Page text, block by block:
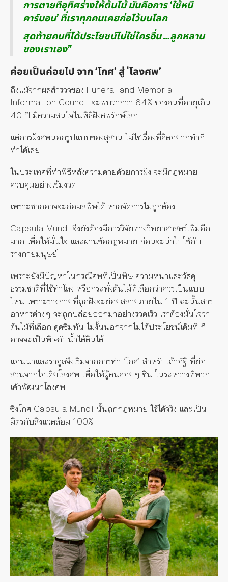
การตายที่อุทิศร่างให้ต้นไม้ มันคือการ ‘ใช้หนี้
คาร์บอน’ ที่เราทุกคนเคยก่อไว้บนโลก
สุดท้ายคนที่ได้ประโยชน์ไม่ใช่ใครอื่น …ลูกหลาน
ของเราเอง”
ค่อยเป็นค่อยไป จาก ‘โกศ’ สู่ ่โลงศพ’
ถึงแม้จากผลสำรวจของ Funeral and Memorial
Information Council จะพบว่ากว่า 64% ของคนที่อายุเกิน
40 ปี มีความสนใจในพิธีฝังศพรักษ์โลก
แต่การฝังศพนอกรูปแบบของสุสาน ไม่ใช่เรื่องที่คิดอยากทำก็
ทำได้เลย
ในประเทศที่ทำพิธีหลังความตายด้วยการฝัง จะมีกฎหมาย
ควบคุมอย่างเข้มงวด
เพราะซากอาจจะก่อมลพิษได้ หากจัดการไม่ถูกต้อง
Capsula Mundi จึงยังต้องมีการวิจัยทางวิทยาศาสตร์เพิ่มอีก
มาก เพื่อให้มั่นใจ และผ่านข้อกฎหมาย ก่อนจะนำไปใช้กับ
ร่างกายมนุษย์
เพราะยังมีปัญหาในกรณีศพที่เป็นพิษ ความหนาและวัสดุ
ธรรมชาติที่ใช้ทำโลง หรือกระทั่งต้นไม้ที่เลือกว่าควรเป็นแบบ
ไหน เพราะร่างกายที่ถูกฝังจะย่อยสลายภายใน 1 ปี ฉะนั้นสาร
อาหารต่างๆ จะถูกปล่อยออกมาอย่างรวดเร็ว เราต้องมั่นใจว่า
ต้นไม้ที่เลือก ดูดซึมทัน ไม่งั้นนอกจากไม่ได้ประโยชน์เต็มที่ ก็
อาจจะเป็นพิษกับน้ำใต้ดินได้
แอนนาและราอูลจึงเริ่มจากการทำ ‘โกศ’ สำหรับเถ้าอัฐิ ที่ย่อ
ส่วนจากไอเดียโลงศพ เพื่อให้ผู้คนค่อยๆ ชิน ในระหว่างที่พวก
เค้าพัฒนาโลงศพ
ซึ่งโกศ Capsula Mundi นั้นถูกกฎหมาย ใช้ได้จริง และเป็น
มิตรกับสิ่งแวดล้อม 100%